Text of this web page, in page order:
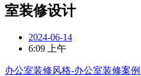
室装修设计
2024-06-14
6:09 上午
办公室装修风格-办公室装修案例